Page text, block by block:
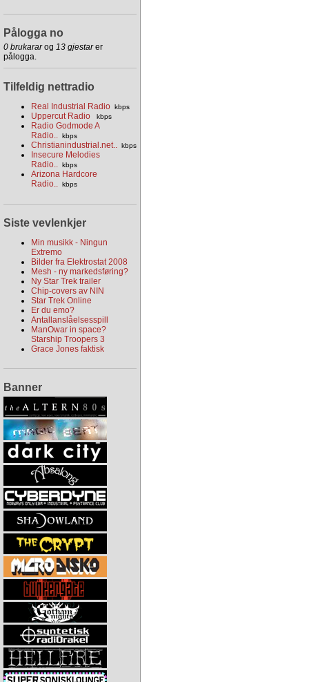
Pålogga no
0 brukararog 13 gjestarer
pålogga.
Tilfeldig nettradio
Real Industrial Radio kbps
Uppercut Radio kbps
Radio Godmode A
Radio.. kbps
Christianindustrial.net.. kbps
Insecure Melodies
Radio.. kbps
Arizona Hardcore
Radio.. kbps
Siste vevlenkjer
Min musikk - Ningun
Extremo
Bilder fra Elektrostat 2008
Mesh - ny markedsføring?
Ny Star Trek trailer
Chip-covers av NIN
Star Trek Online
Er du emo?
Antallanslåelsesspill
ManOwar in space?
Starship Troopers 3
Grace Jones faktisk
Banner